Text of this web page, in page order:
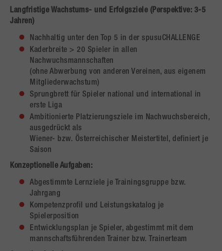
Langfristige Wachstums- und Erfolgsziele (Perspektive: 3-5
Jahren)
Nachhaltig unter den Top 5 in der spusuCHALLENGE
Kaderbreite > 20 Spieler in allen
Nachwuchsmannschaften
(ohne Abwerbung von anderen Vereinen, aus eigenem
Mitgliederwachstum)
Sprungbrett für Spieler national und international in
erste Liga
Ambitionierte Platzierungsziele im Nachwuchsbereich,
ausgedrückt als
Wiener- bzw. Österreichischer Meistertitel, definiert je
Saison
Konzeptionelle Aufgaben:
Abgestimmte Lernziele je Trainingsgruppe bzw.
Jahrgang
Kompetenzprofil und Leistungskatalog je
Spielerposition
Entwicklungsplan je Spieler, abgestimmt mit dem
mannschaftsführenden Trainer bzw. Trainerteam